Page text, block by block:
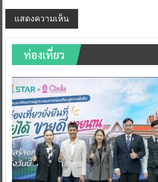
ท่องเที่ยว